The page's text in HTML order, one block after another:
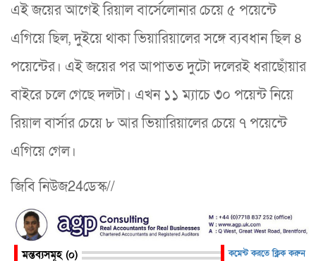
এই জয়ের আগেই রিয়াল বার্সেলোনার চেয়ে ৫ পয়েন্টে
এগিয়ে ছিল, দুইয়ে থাকা ভিয়ারিয়ালের সঙ্গে ব্যবধান ছিল ৪
পয়েন্টের। এই জয়ের পর আপাতত দুটো দলেরই ধরাছোঁয়ার
বাইরে চলে গেছে দলটা। এখন ১১ ম্যাচে ৩০ পয়েন্ট নিয়ে
রিয়াল বার্সার চেয়ে ৮ আর ভিয়ারিয়ালের চেয়ে ৭ পয়েন্টে
এগিয়ে গেল।
জিবি নিউজ24ডেস্ক//
মন্তব্যসমূহ (০) কমেন্ট করতে ক্লিক করুন